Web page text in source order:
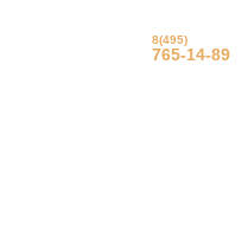
8(495)
765-14-89